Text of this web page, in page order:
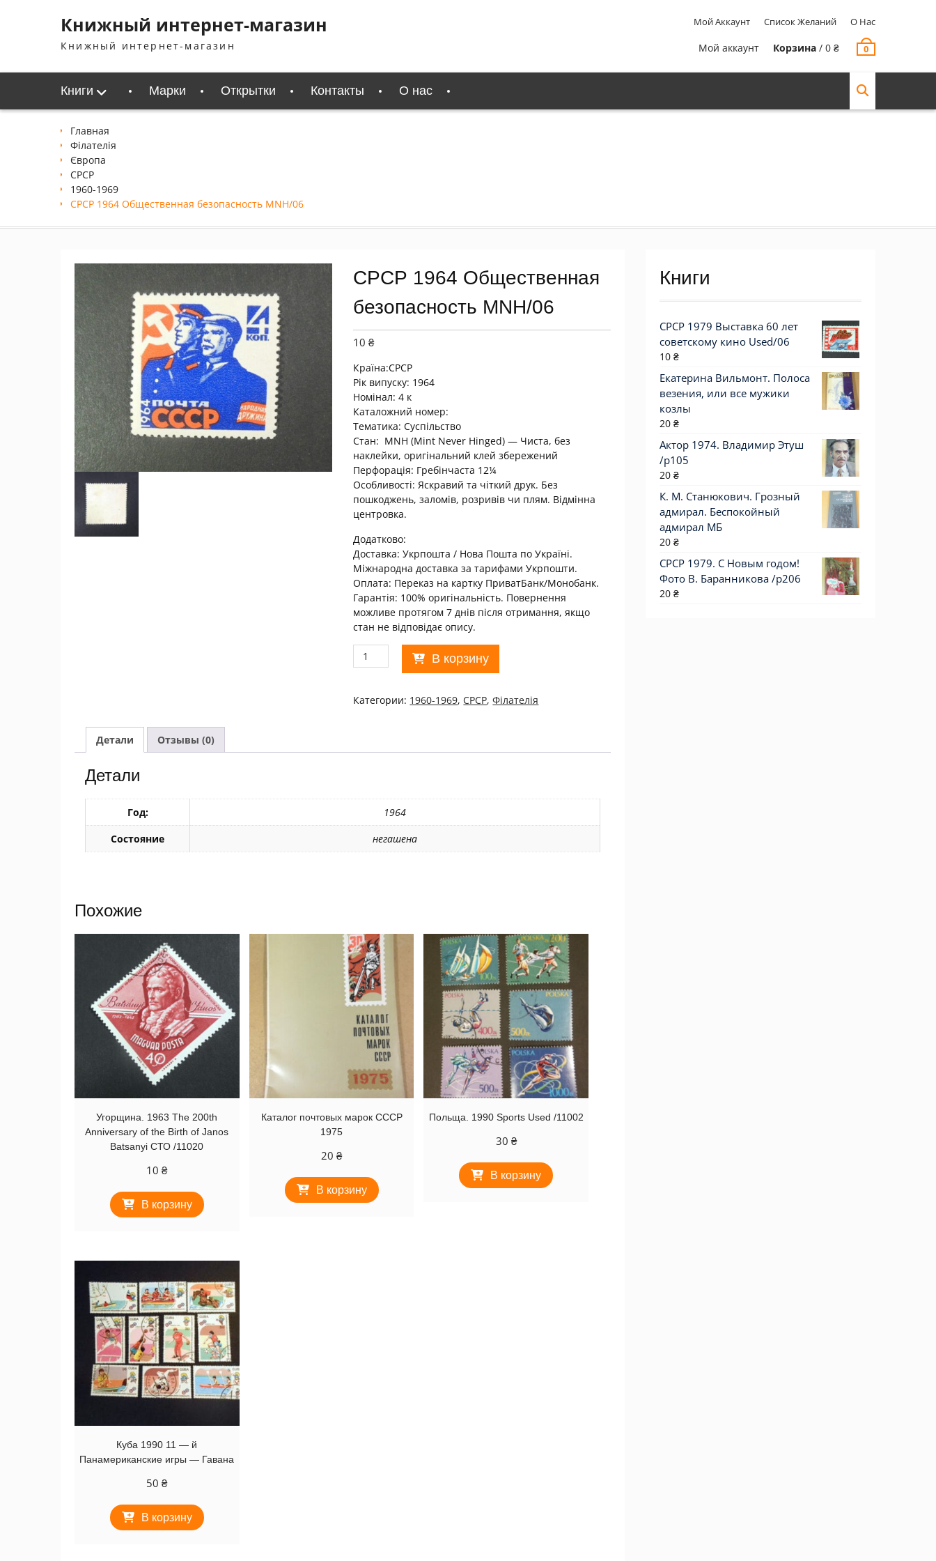
содержимомуКнижный интернет-магазин
Книжный интернет-магазин
Мой Аккаунт Список Желаний О Нас
Мой аккаунт Корзина / 0 ₴ 0
Книги Марки Открытки Контакты О нас
Главная
Філателія
Європа
СРСР
1960-1969
СРСР 1964 Общественная безопасность MNH/06
СРСР 1964 Общественная
безопасность MNH/06
10₴
Країна:СРСР
Рік випуску: 1964
Номінал: 4 к
Каталожний номер:
Тематика:Суспільство
Стан: MNH (Mint Never Hinged) — Чиста, без
наклейки, оригінальний клей збережений
Перфорація: Гребінчаста 12¼
Особливості: Яскравий та чіткий друк. Без
пошкоджень, заломів, розривів чи плям. Відмінна
центровка.
Додатково:
Доставка: Укрпошта / Нова Пошта по Україні.
Міжнародна доставка за тарифами Укрпошти.
Оплата: Переказ на картку ПриватБанк/Монобанк.
Гарантія: 100% оригінальність. Повернення
можливе протягом 7 днів після отримання, якщо
стан не відповідає опису.
Количество
товара
1964
Общественная
В корзину
Категории: 1960-1969, СРСР,Філателія
Детали Отзывы (0)
Детали
Год:
1964
Состояние
негашена
Похожие
Угорщина. 1963 The 200th
Anniversary of the Birth of Janos
Batsanyi СТО /11020
10₴
В корзину
Каталог почтовых марок СССР
1975
20 ₴
В корзину
Польща. 1990 Sports Used /11002
30 ₴
В корзину
Куба 1990 11 — й
Панамериканские игры — Гавана
50₴
В корзину
Книги
СРСР 1979 Выставка 60 лет
советскому кино Used/06
10 ₴
Екатерина Вильмонт. Полоса
везения, или все мужики
козлы
20 ₴
Актор 1974. Владимир Этуш
/p105
20 ₴
К. М. Станюкович. Грозный
адмирал. Беспокойный
адмирал МБ
20 ₴
СРСР 1979. С Новым годом!
Фото В. Баранникова /р206
20 ₴